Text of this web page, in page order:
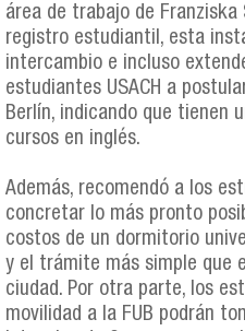
área de trabajo de Franziska
registro estudiantil, esta
intercambio e incluso
estudiantes USACH a
Berlín, indicando que tienen
cursos en inglés.
Además, recomendó a los
concretar lo más pronto
costos de un dormitorio
y el trámite más simple que
ciudad. Por otra parte, los
movilidad a la FUB podrán